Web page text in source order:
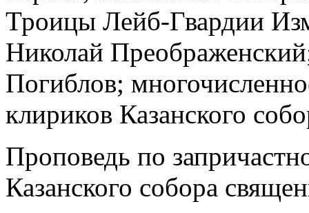
Троицы Лейб-Гвардии
Николай
Погиблов;
клириков Казанского
Проповедь по
Казанского собора